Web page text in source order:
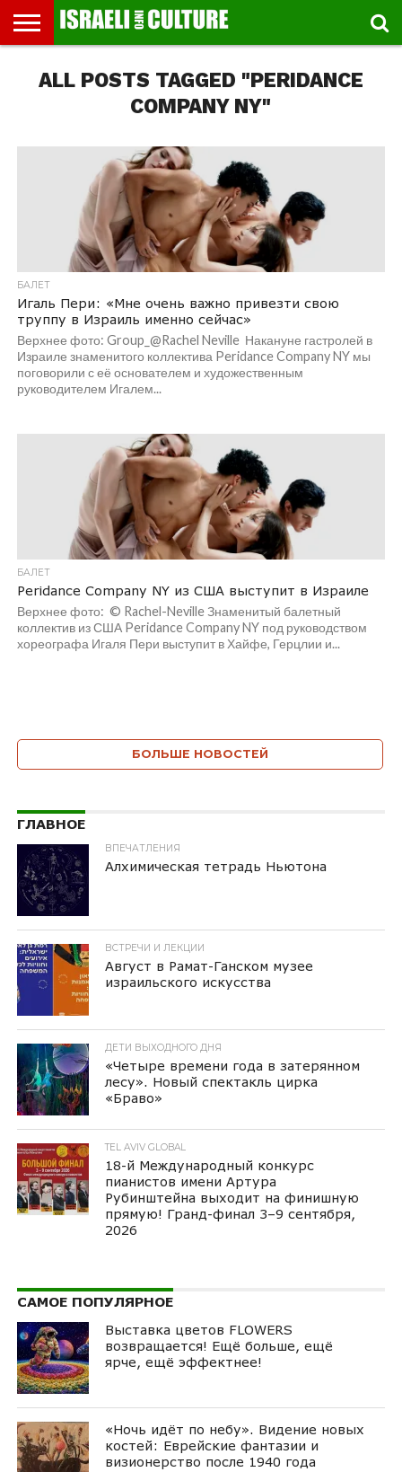
МУЗЕИ
СТРАНА
ФЕСТИВАЛЕЙ
ТЕАТР
КНИГИ.
ТЕКСТЫ
МУЗЫКА
РЕЛИГИЯ/
ИСТОРИЯ
ДВИЖЕНИЕ
ДЕТИ
ВЫХОДНОГО
МАРШРУТЫ
ПРОГУЛЬЩИКА
ВИДЕО-
РЕЧИ
ВПЕЧАТЛЕНИЯ
ВСТРЕЧИ
И
ИНТЕРВЬЮ
КИНО
TEL
AVIV
ALL POSTS TAGGED "PERIDANCE
COMPANY NY"
БАЛЕТ
Игаль Пери: «Мне очень важно привезти свою
труппу в Израиль именно сейчас»
Верхнее фото: Group_@Rachel Neville Накануне гастролей в
Израиле знаменитого коллектива Peridance Company NY мы
поговорили с её основателем и художественным
руководителем Игалем...
БАЛЕТ
Peridance Company NY из США выступит в Израиле
Верхнее фото: © Rachel-Neville Знаменитый балетный
коллектив из США Peridance Company NY под руководством
хореографа Игаля Пери выступит в Хайфе, Герцлии и...
БОЛЬШЕ НОВОСТЕЙ
ГЛАВНОЕ
ВПЕЧАТЛЕНИЯ
Алхимическая тетрадь Ньютона
ВСТРЕЧИ И ЛЕКЦИИ
Август в Рамат-Ганском музее
израильского искусства
ДЕТИ ВЫХОДНОГО ДНЯ
«Четыре времени года в затерянном
лесу». Новый спектакль цирка
«Браво»
TEL AVIV GLOBAL
18-й Международный конкурс
пианистов имени Артура
Рубинштейна выходит на финишную
прямую! Гранд-финал 3–9 сентября,
2026
САМОЕ ПОПУЛЯРНОЕ
Выставка цветов FLOWERS
возвращается! Ещё больше, ещё
ярче, ещё эффектнее!
«Ночь идёт по небу». Видение новых
костей: Еврейские фантазии и
визионерство после 1940 года